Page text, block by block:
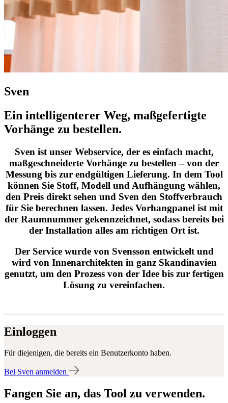
Sven
Ein intelligenterer Weg, maßgefertigte
Vorhänge zu bestellen.
Sven ist unser Webservice, der es einfach macht,
maßgeschneiderte Vorhänge zu bestellen – von der
Messung bis zur endgültigen Lieferung. In dem Tool
können Sie Stoff, Modell und Aufhängung wählen,
den Preis direkt sehen und Sven den Stoffverbrauch
für Sie berechnen lassen. Jedes Vorhangpanel ist mit
der Raumnummer gekennzeichnet, sodass bereits bei
der Installation alles am richtigen Ort ist.
Der Service wurde von Svensson entwickelt und
wird von Innenarchitekten in ganz Skandinavien
genutzt, um den Prozess von der Idee bis zur fertigen
Lösung zu vereinfachen.
Einloggen
Für diejenigen, die bereits ein Benutzerkonto haben.
Bei Sven anmelden
Fangen Sie an, das Tool zu verwenden.